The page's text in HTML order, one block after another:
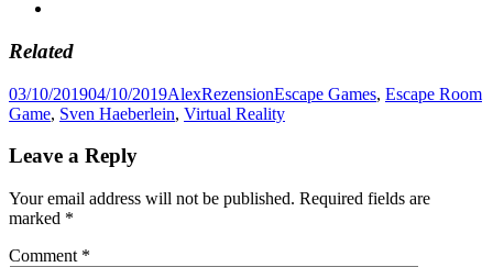
Related
Posted
on
03/10/201904/10/2019Author
AlexCategories
RezensionTags
Escape Games, Escape Room
Game, Sven Haeberlein, Virtual Reality
Leave a Reply
Your email address will not be published. Required fields are
marked *
Comment *